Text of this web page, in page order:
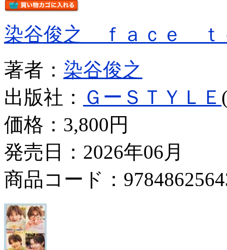
染谷俊之 ｆａｃｅ
著者： 染谷俊之
出版社： ＧーＳＴＹＬＥ
価格： 3,800円
発売日：2026年06月
商品コード：